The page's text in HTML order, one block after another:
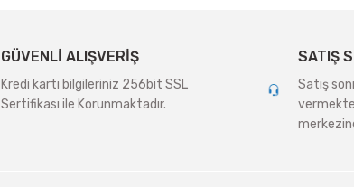
GÜVENLİ ALIŞVERİŞ
Kredi kartı bilgileriniz 256bit SSL
Sertifikası ile Korunmaktadır.
SATIŞ
Satış